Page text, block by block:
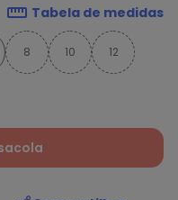
Tabela de medidas
8 10 12